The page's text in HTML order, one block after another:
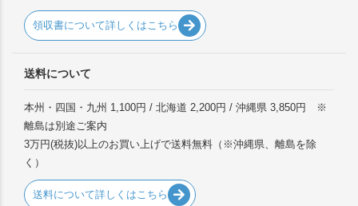
領収書について詳しくはこちら
送料について
本州・四国・九州 1,100円 / 北海道 2,200円 / 沖縄県 3,850円 ※
離島は別途ご案内
3万円(税抜)以上のお買い上げで送料無料（※沖縄県、離島を除
く）
送料について詳しくはこちら